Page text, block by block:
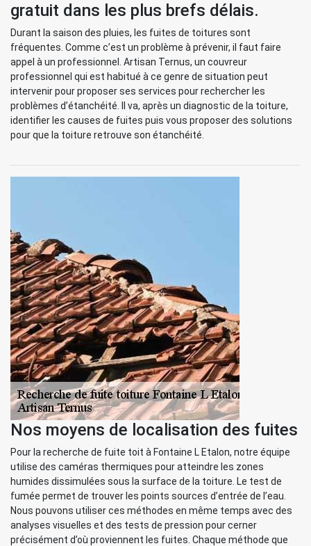
gratuit dans les plus brefs délais.
Durant la saison des pluies, les fuites de toitures sont
fréquentes. Comme c’est un problème à prévenir, il faut faire
appel à un professionnel. Artisan Ternus, un couvreur
professionnel qui est habitué à ce genre de situation peut
intervenir pour proposer ses services pour rechercher les
problèmes d’étanchéité. Il va, après un diagnostic de la toiture,
identifier les causes de fuites puis vous proposer des solutions
pour que la toiture retrouve son étanchéité.
Nos moyens de localisation des fuites
Pour la recherche de fuite toit à Fontaine L Etalon, notre équipe
utilise des caméras thermiques pour atteindre les zones
humides dissimulées sous la surface de la toiture. Le test de
fumée permet de trouver les points sources d’entrée de l’eau.
Nous pouvons utiliser ces méthodes en même temps avec des
analyses visuelles et des tests de pression pour cerner
précisément d’où proviennent les fuites. Chaque méthode que